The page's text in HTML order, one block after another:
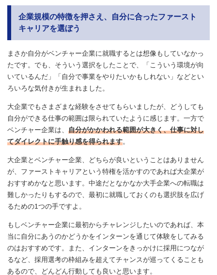
企業規模の特徴を押さえ、自分に合ったファースト
キャリアを選ぼう
まさか自分がベンチャー企業に就職するとは想像もしていなかっ
たです。でも、そういう選択をしたことで、「こういう環境が向
いているんだ」「自分で事業をやりたいかもしれない」などとい
ろいろな気付きが生まれました。
大企業でもさまざまな経験をさせてもらいましたが、どうしても
自分ができる仕事の範囲は限られていたように感じます。一方で
ベンチャー企業は、 自分がかかわれる範囲が大きく、仕事に対し
てダイレクトに手触り感を得られます。
大企業とベンチャー企業、どちらが良いということはありません
が、ファーストキャリアという特権を活かすのであれば大企業が
おすすめかなと思います。中途だとなかなか大手企業への転職は
難しかったりもするので、最初に就職しておくのも選択肢を広げ
るための1つの手ですよ。
もしベンチャー企業に最初からチャレンジしたいのであれば、本
当に自分にあうのかどうかをインターンを通じて体験をしてみる
のはおすすめです。また、インターンをきっかけに採用につなが
るなど、採用選考の枠組みを超えてチャンスが巡ってくることも
あるので、どんどん行動しても良いと思います。